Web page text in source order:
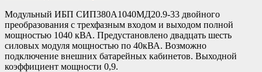
Модульный ИБП СИП380А1040МД20.9-33 двойного
преобразования с трехфазным входом и выходом полной
мощностью 1040 кВА. Предустановлено двадцать шесть
силовых модуля мощностью по 40кВА. Возможно
подключение внешних батарейных кабинетов. Выходной
коэффициент мощности 0,9.